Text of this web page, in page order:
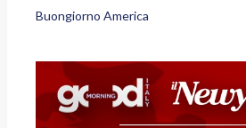
Buongiorno America